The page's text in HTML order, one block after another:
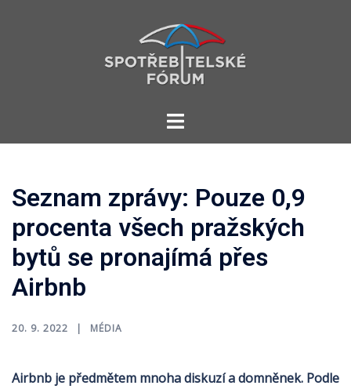
Toggle
Seznam zprávy: Pouze 0,9
procenta všech pražských
bytů se pronajímá přes
Airbnb
20. 9. 2022 MÉDIA
Airbnb je předmětem mnoha diskuzí a domněnek. Podle